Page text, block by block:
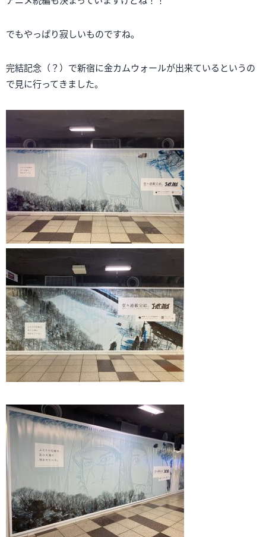
でもやっぱり寂しいものですね。
完結記念（？）で新宿に金カムウォールが出来ているというの
で見に行ってきました。